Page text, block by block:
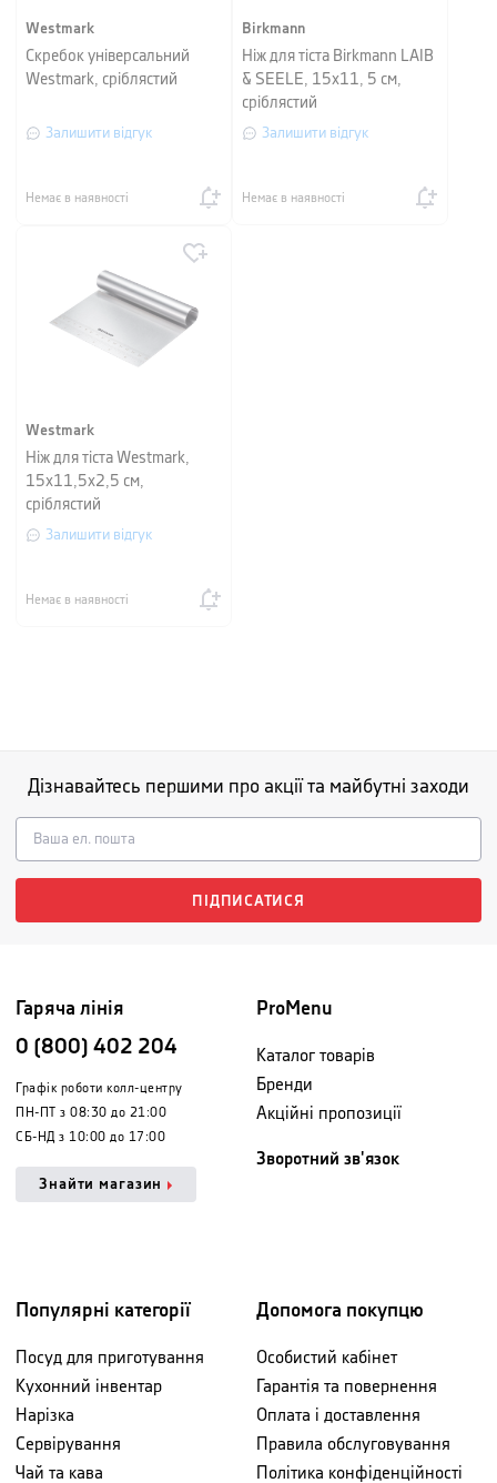
Westmark
Скребок універсальний
Westmark, сріблястий
Залишити відгук
Немає в наявності
Birkmann
Ніж для тіста Birkmann LAIB
& SEELE, 15х11, 5 см,
сріблястий
Залишити відгук
Немає в наявності
Westmark
Ніж для тіста Westmark,
15x11,5x2,5 см,
сріблястий
Залишити відгук
Немає в наявності
Дізнавайтесь першими про акції та майбутні заходи
ПІДПИСАТИСЯ
Гаряча лінія
0 (800) 402 204
Графік роботи колл-центру
ПН-ПТ з 08:30 до 21:00
СБ-НД з 10:00 до 17:00
Знайти магазин
ProMenu
Каталог товарів
Бренди
Акційні пропозиції
Зворотний зв'язок
Популярні категорії
Посуд для приготування
Кухонний інвентар
Нарізка
Сервірування
Чай та кава
Допомога покупцю
Особистий кабінет
Гарантія та повернення
Оплата і доставлення
Правила обслуговування
Політика конфіденційності